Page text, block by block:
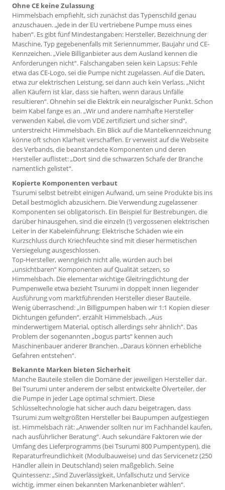
Ohne CE keine Zulassung
Himmelsbach empfiehlt, sich zunächst das Typenschild genau
anzuschauen. „Jede in der EU vertriebene Pumpe muss eines
haben“. Es gibt fünf Mindestangaben: Hersteller, Bezeichnung der
Maschine, Typ gegebenenfalls mit Seriennummer, Baujahr und CE-
Kennzeichen. „Viele Billig­anbieter aus dem Ausland kennen die
Anforderungen nicht“. Falschangaben seien kein Lapsus: Fehle
etwa das CE-Logo, sei die Pumpe nicht zugelassen. Auf die Daten,
etwa zur elektrischen Leistung, sei dann auch kein Verlass. „Nicht
allen Käufern ist klar, dass sie haften, wenn daraus Unfälle
resultieren“. Ohnehin sei die Elektrik ein neuralgischer Punkt. Schon
beim Kabel fange es an. „Wir und andere namhafte Hersteller
verwenden Kabel, die vom VDE zertifiziert und sicher sind“,
unterstreicht Himmelsbach. Ein Blick auf die Mantelkennzeichnung
könne oft schon Klarheit verschaffen. Er verweist auf die Webseite
des Verbands, die beanstandete Komponenten und deren
Hersteller auflistet: „Dort sind die schwarzen Schafe der Branche
namentlich gelistet“.
Kopierte Komponenten verbaut
Tsurumi selbst betreibt einigen Aufwand, um seine Produkte bis ins
Detail bestmöglich abzusichern. Die Verwendung zugelassener
Komponenten sei obligatorisch. Ein Beispiel für Bestrebungen, die
darüber hinausgehen, sind die einzeln (!) vergossenen elektrischen
Leiter in der Kabeleinführung: Elektrische Schäden wie ein
Kurzschluss durch Kriechfeuchte sind mit dieser hermetischen
Versiegelung ausgeschlossen.
Top-Hersteller, wenngleich nicht alle, würden auch bei
„unsichtbaren“ Komponenten auf Qualität setzen, so
Himmelsbach. Die elementar wichtige Gleitringdichtung der
Pumpenwelle etwa bezieht Tsu­rumi in doppelt innen liegender
Ausführung vom marktführenden Hersteller dieser Bauteile.
Wenig überraschend: „In Billigpumpen haben wir 1:1 Kopien dieser
Dichtungen gefunden“, erzählt Himmelsbach. „Aus
minderwertigem Material, optisch allerdings sehr ähnlich“. Das
Problem der sogenannten „bogus parts“ kennen auch
Maschinenbauer anderer Branchen. „Daraus können erhebliche
Gefahren entstehen“.
Bekannte Marken bieten Sicherheit
Manche Bauteile stellen die Domäne der jeweiligen Hersteller dar.
Bei Tsurumi unter anderem der selbst entwickelte Ölverteiler, der
die Pumpe in jeder Lage optimal schmiert. Diese
Schlüsseltechnologie hat sicher auch dazu beigetragen, dass
Tsurumi zum weltgrößten Hersteller bei Baupumpen aufgestiegen
ist. Himmelsbach rät: „Anwender sollten nur im Fachhandel kaufen,
nach ausführlicher Beratung“. Auch sekundäre Faktoren wie der
Umfang des Lieferprogramms (bei Tsurumi 800 Pumpentypen), die
Reparaturfreundlichkeit (Modulbauweise) und das Servicenetz (250
Händler allein in Deutschland) seien maßgeblich. Seine
Quintessenz: „Sind Zuverlässigkeit, Unfallschutz und Service
wichtig, immer einen bekannten Markenanbieter wählen“.